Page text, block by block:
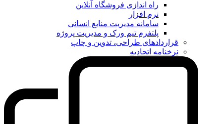
راه اندازی فروشگاه آنلاین
نرم افزار
سامانه مدیریت منابع انسانی
پلتفرم تیم ورک و مدیریت پروژه
قراردادهای طراحی، تدوین و چاپ
نرخنامه اتحادیه